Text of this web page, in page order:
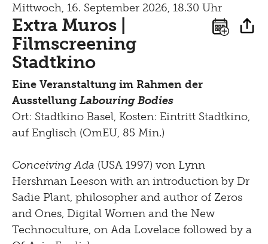
Mittwoch, 16. September 2026, 18.30 Uhr
Extra Muros |
Filmscreening
Stadtkino
Eine Veranstaltung im Rahmen der
Ausstellung Labouring Bodies
Ort: Stadtkino Basel, Kosten: Eintritt Stadtkino,
auf Englisch (OmEU, 85 Min.)
Conceiving Ada (USA 1997) von Lynn
Hershman Leeson with an introduction by Dr
Sadie Plant, philosopher and author of Zeros
and Ones, Digital Women and the New
Technoculture, on Ada Lovelace followed by a